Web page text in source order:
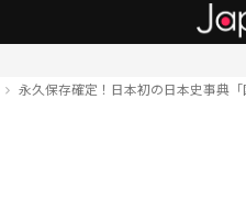
永久保存確定！日本初の日本史事典